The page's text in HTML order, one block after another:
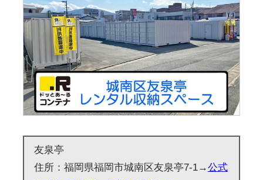
友泉亭
住所：福岡県福岡市城南区友泉亭7-1→公式